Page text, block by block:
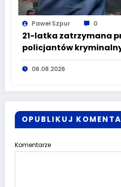
Paweł Szpur 0
21-latka zatrzymana
policjantów
komisariatu za
06.08.2026
OPUBLIKUJ
Komentarze